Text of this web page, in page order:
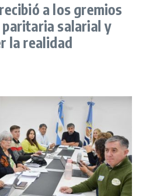
a los gremios
paritaria salarial y
la realidad